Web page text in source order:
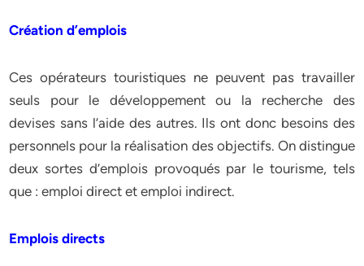
Création d’emplois
Ces opérateurs touristiques ne peuvent pas travailler
seuls pour le développement ou la recherche des
devises sans l’aide des autres. Ils ont donc besoins des
personnels pour la réalisation des objectifs. On distingue
deux sortes d’emplois provoqués par le tourisme, tels
que : emploi direct et emploi indirect.
Emplois directs